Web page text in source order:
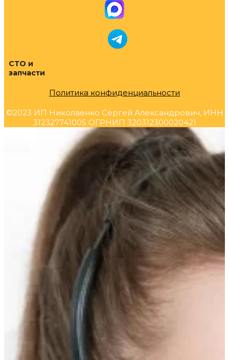
СТО и
запчасти
Политика конфиденциальности
©2023 ИП Николаенко Сергей Александрович, ИНН
312327741005 ОГРНИП 320312300020421